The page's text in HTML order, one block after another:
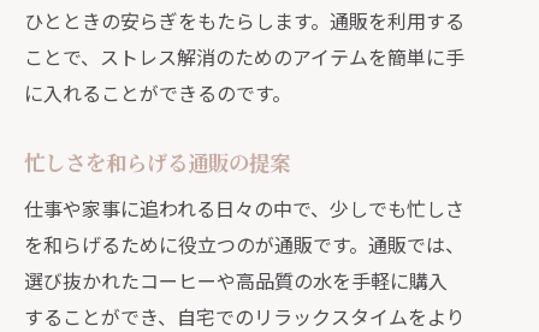
ひとときの安らぎをもたらします。通販を利用する
ことで、ストレス解消のためのアイテムを簡単に手
に入れることができるのです。
忙しさを和らげる通販の提案
仕事や家事に追われる日々の中で、少しでも忙しさ
を和らげるために役立つのが通販です。通販では、
選び抜かれたコーヒーや高品質の水を手軽に購入
することができ、自宅でのリラックスタイムをより